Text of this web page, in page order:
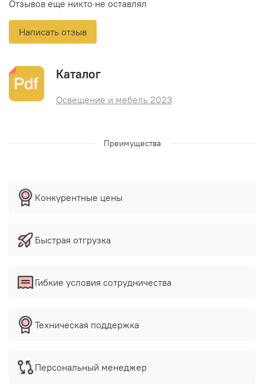
Отзывов еще никто не оставлял
Написать отзыв
Каталог
Освещение и мебель 2023
Преимущества
Конкурентные цены
Быстрая отгрузка
Гибкие условия сотрудничества
Техническая поддержка
Персональный менеджер